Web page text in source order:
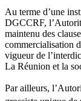
Au terme d’une
DGCCRF,
maintenu des
commercialisation
vigueur de
La Réunion et la
Par ailleurs,